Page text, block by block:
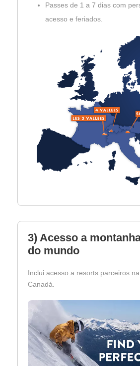
Passes de 1 a 7 dias com
acesso e feriados.
3) Acesso a
do mundo
Inclui acesso a resorts parceiros
Canadá.